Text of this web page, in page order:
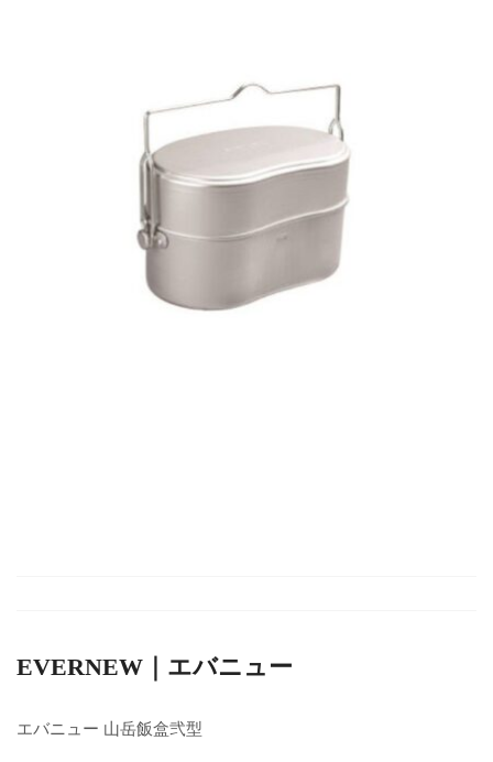
EVERNEW｜エバニュー
エバニュー 山岳飯盒弐型